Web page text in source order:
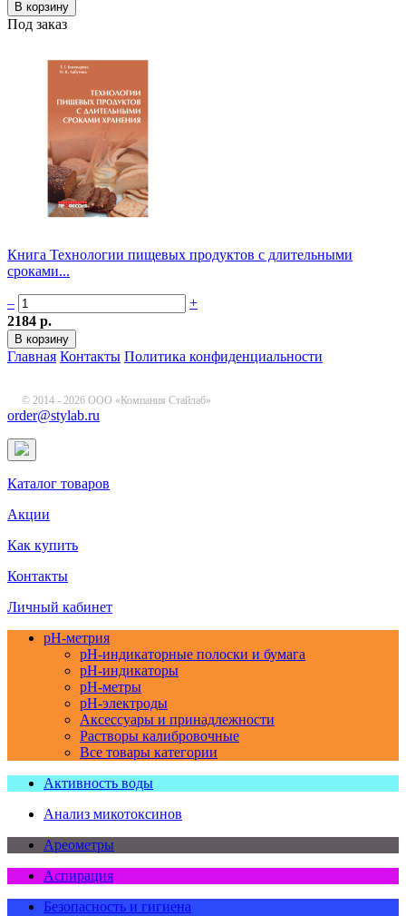
Под заказ
Книга Технологии пищевых продуктов с длительными
сроками...
–
+
2184 р.
Главная Контакты Политика конфиденциальности
© 2014 - 2026 ООО «Компания Стайлаб»
order@stylab.ru
Каталог товаров
Акции
Как купить
Контакты
Личный кабинет
pH-метрия
pH-индикаторные полоски и бумага
pH-индикаторы
pH-метры
pH-электроды
Аксессуары и принадлежности
Растворы калибровочные
Все товары категории
Активность воды
Анализ микотоксинов
Ареометры
Аспирация
Безопасность и гигиена